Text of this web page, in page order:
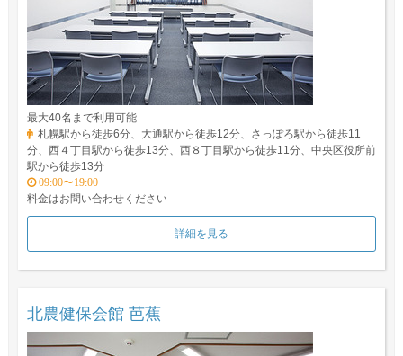
最大40名まで利用可能
札幌駅から徒歩6分、大通駅から徒歩12分、さっぽろ駅から徒歩11
分、西４丁目駅から徒歩13分、西８丁目駅から徒歩11分、中央区役所前
駅から徒歩13分
09:00〜19:00
料金はお問い合わせください
詳細を見る
北農健保会館 芭蕉